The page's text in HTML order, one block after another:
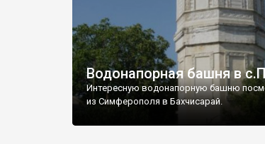
Водонапорная башня в
Интересную водонапорную башню
из Симферополя в Бахчисарай.